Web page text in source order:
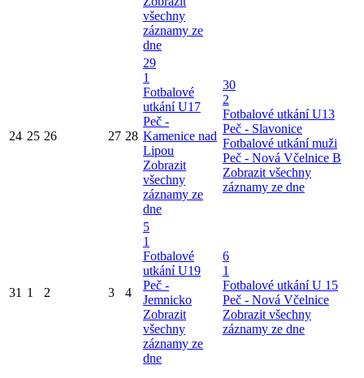
všechny
záznamy ze
dne
24 25 26 27 28
29
1
Fotbalové
utkání U17
Peč -
Kamenice nad
Lipou
Zobrazit
všechny
záznamy ze
dne
30
2
Fotbalové utkání U13
Peč - Slavonice
Fotbalové utkání muži
Peč - Nová Včelnice B
Zobrazit všechny
záznamy ze dne
31 1 2 3 4
5
1
Fotbalové
utkání U19
Peč -
Jemnicko
Zobrazit
všechny
záznamy ze
dne
6
1
Fotbalové utkání U 15
Peč - Nová Včelnice
Zobrazit všechny
záznamy ze dne